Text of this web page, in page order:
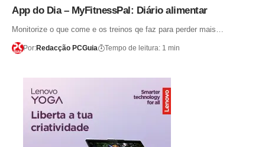
App do Dia – MyFitnessPal: Diário alimentar
Monitorize o que come e os treinos qe faz para perder mais…
Por:Redacção PCGuia Tempo de leitura: 1 min